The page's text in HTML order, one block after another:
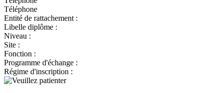
Téléphone
Entité de rattachement :
Libelle diplôme :
Niveau :
Site :
Fonction :
Programme d'échange :
Régime d'inscription :